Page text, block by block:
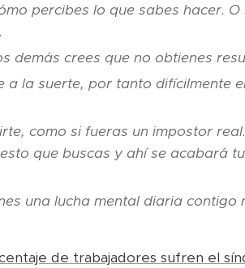
percibes lo que sabes hacer. O
demás crees que no obtienes
a la suerte, por tanto difícilmente
como si fueras un impostor
que buscas y ahí se acabará
una lucha mental diaria contigo
de trabajadores sufren el